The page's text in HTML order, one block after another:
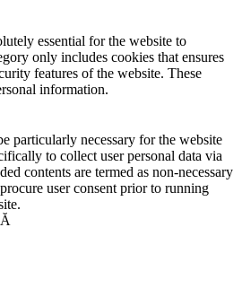
essential for the website to
only includes cookies that ensures
features of the website. These
information.
particularly necessary for the website
to collect user personal data via
contents are termed as non-necessary
user consent prior to running